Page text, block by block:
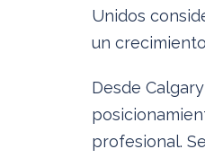
Unidos
un
Desde
profesional.